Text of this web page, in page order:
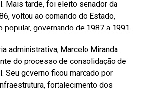
Mais tarde, foi eleito senador da
voltou ao comando do Estado,
governando de 1987 a 1991.
administrativa, Marcelo Miranda
do processo de consolidação de
Seu governo ficou marcado por
fortalecimento dos